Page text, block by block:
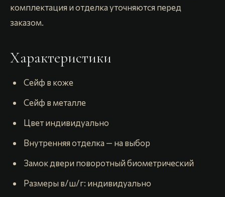
комплектация и отделка уточняются перед
заказом.
Характеристики
️ Сейф в коже
️ Сейф в металле
️ Цвет индивидуально
️ Внутренняя отделка — на выбор
️ Замок двери поворотный биометрический
️ Размеры в/ш/г: индивидуально